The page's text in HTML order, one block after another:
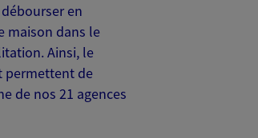
en
maison dans le
Ainsi, le
permettent de
de nos 21 agences